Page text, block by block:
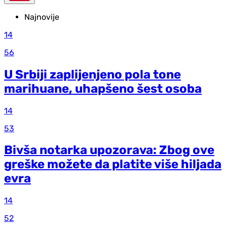
Najnovije
14
56
U Srbiji zaplijenjeno pola tone
marihuane, uhapšeno šest osoba
14
53
Bivša notarka upozorava: Zbog ove
greške možete da platite više hiljada
evra
14
52